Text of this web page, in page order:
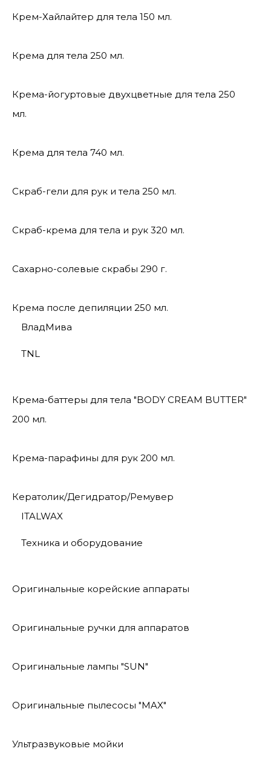
Крем-Хайлайтер для тела 150 мл.
Крема для тела 250 мл.
Крема-йогуртовые двухцветные для тела 250
мл.
Крема для тела 740 мл.
Скраб-гели для рук и тела 250 мл.
Скраб-крема для тела и рук 320 мл.
Сахарно-солевые скрабы 290 г.
Крема после депиляции 250 мл.
ВладМива
TNL
Крема-баттеры для тела "BODY CREAM BUTTER"
200 мл.
Крема-парафины для рук 200 мл.
Кератолик/Дегидратор/Ремувер
ITALWAX
Техника и оборудование
Оригинальные корейские аппараты
Оригинальные ручки для аппаратов
Оригинальные лампы "SUN"
Оригинальные пылесосы "MAX"
Ультразвуковые мойки